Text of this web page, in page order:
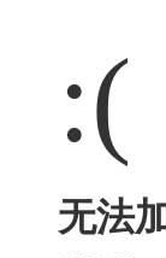
:(
无法